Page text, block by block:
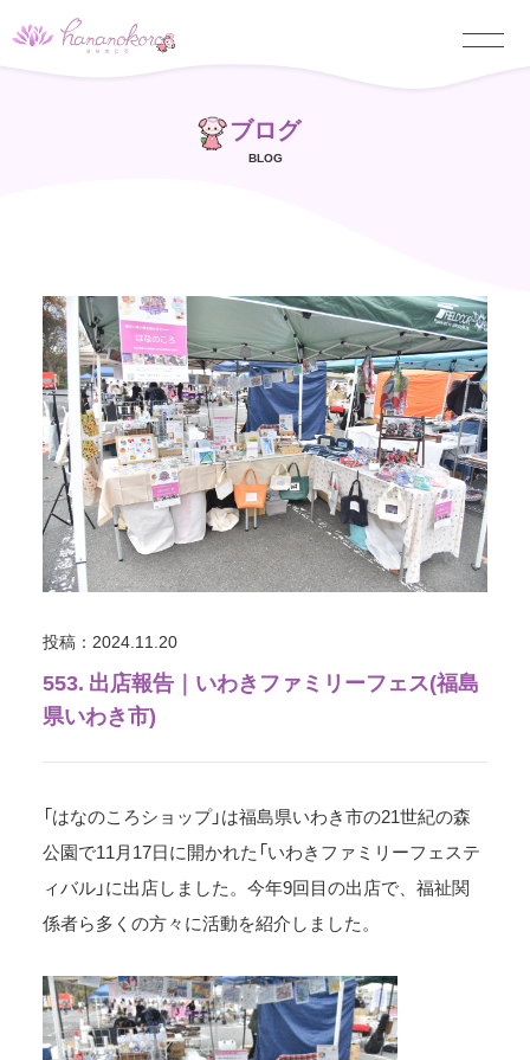
ブログ
BLOG
投稿：2024.11.20
553. 出店報告｜いわきファミリーフェス(福島
県いわき市)
「はなのころショップ」は福島県いわき市の21世紀の森
公園で11月17日に開かれた「いわきファミリーフェステ
ィバル」に出店しました。今年9回目の出店で、福祉関
係者ら多くの方々に活動を紹介しました。